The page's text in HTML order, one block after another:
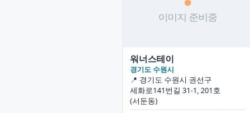
워너스테이
경기도 수원시
📍 경기도 수원시 권선구
세화로141번길 31-1, 201호
(서둔동)